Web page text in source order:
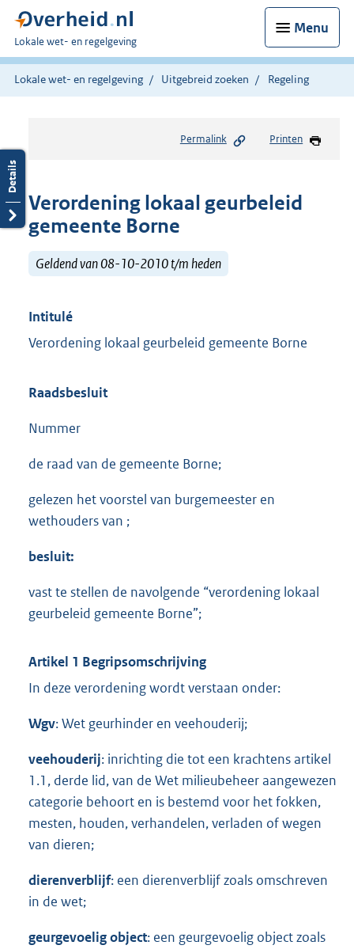
Menu
U
bent
hier:
Lokale wet- en regelgeving
Lokale wet- en regelgeving Uitgebreid zoeken Regeling
Permalink Printen
Verordening lokaal geurbeleid
gemeente Borne
Geldend van 08-10-2010 t/m heden
Intitulé
Verordening lokaal geurbeleid gemeente Borne
Raadsbesluit
Nummer
de raad van de gemeente Borne;
gelezen het voorstel van burgemeester en
wethouders van ;
besluit:
vast te stellen de navolgende “verordening lokaal
geurbeleid gemeente Borne”;
Artikel 1 Begripsomschrijving
In deze verordening wordt verstaan onder:
Wgv: Wet geurhinder en veehouderij;
veehouderij: inrichting die tot een krachtens artikel
1.1, derde lid, van de Wet milieubeheer aangewezen
categorie behoort en is bestemd voor het fokken,
mesten, houden, verhandelen, verladen of wegen
van dieren;
dierenverblijf: een dierenverblijf zoals omschreven
in de wet;
geurgevoelig object: een geurgevoelig object zoals